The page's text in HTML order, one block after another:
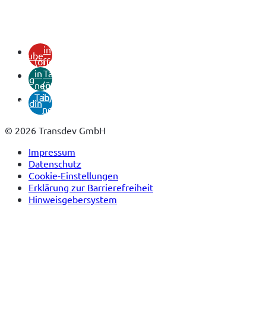
youtubein
neuem
Tab)
xing
(öffnet
in
neuem
Tab)
linkedin
(öffnet
in
neuem
© 2026 Transdev GmbH
Impressum
Datenschutz
Cookie-Einstellungen
Erklärung zur Barrierefreiheit
Hinweisgebersystem